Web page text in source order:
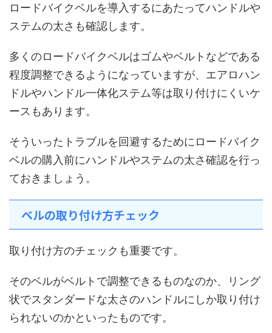
ロードバイクベルを導入するにあたってハンドルや
ステムの太さも確認します。
多くのロードバイクベルはゴムやベルトなどである
程度調整できるようになっていますが、エアロハン
ドルやハンドル一体化ステム等は取り付けにくいケ
ースもあります。
そういったトラブルを回避するためにロードバイク
ベルの購入前にハンドルやステムの太さ確認を行っ
ておきましょう。
ベルの取り付け方チェック
取り付け方のチェックも重要です。
そのベルがベルトで調整できるものなのか、リング
状でスタンダードな太さのハンドルにしか取り付け
られないのかといったものです。